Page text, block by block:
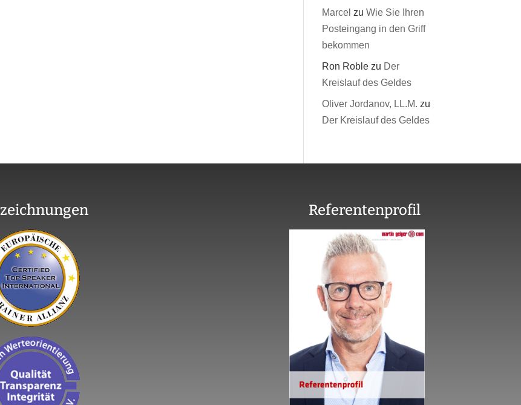
Marcel zuWie Sie Ihren
Posteingang in den Griff
bekommen
Ron Roble zu Der
Kreislauf des Geldes
Oliver Jordanov, LL.M. zu
Der Kreislauf des Geldes
Referentenprofil